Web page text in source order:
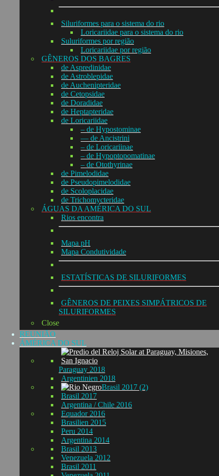
Siluriformes para o sistema do rio
Loricariidae para o sistema do rio
Suluriformes por região
Loricariidae por região
GÊNEROS DOS BAGRES
de Aspredinidae
de Astroblepidae
de Auchenipteridae
de Cetopsidae
de Doradidae
de Heptapteridae
de Loricariidae
– de Hypostominae
— de Ancistrini
– de Loricariinae
– de Hypoptopomatinae
– de Otothyrinae
de Pimelodidae
de Pseudopimelodidae
de Scoloplacidae
de Trichomycteridae
ÁGUAS DA AMÉRICA DO SUL
Rios encontra
Mapa pH
Mapa Condutividade
ESTATÍSTICAS DE SILURIFORMES
GÊNEROS DE PEIXES SIMPÁTRICOS DE
SILURIFORMES
Close
REUNIÃO
ÁMÉRICA DO SUL
Paraguay 2018
Argentinien 2018
Brasil 2017 (2)
Brasil 2017
Argentina / Chile 2016
Equador 2016
Brasilien 2015
Peru 2014
Argentina 2014
Brasil 2013
Venezuela 2012
Brasil 2011